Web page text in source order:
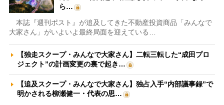
ら…
本誌『週刊ポスト』が追及してきた不動産投資商品「みんなで
大家さん」がいよいよ最終局面を迎えている…
【独走スクープ・みんなで大家さん】二転三転した“成田プロ
ジェクト”の計画変更の裏で起き…
【追及スクープ・みんなで大家さん】独占入手“内部議事録”で
明かされる柳瀬健一・代表の思…